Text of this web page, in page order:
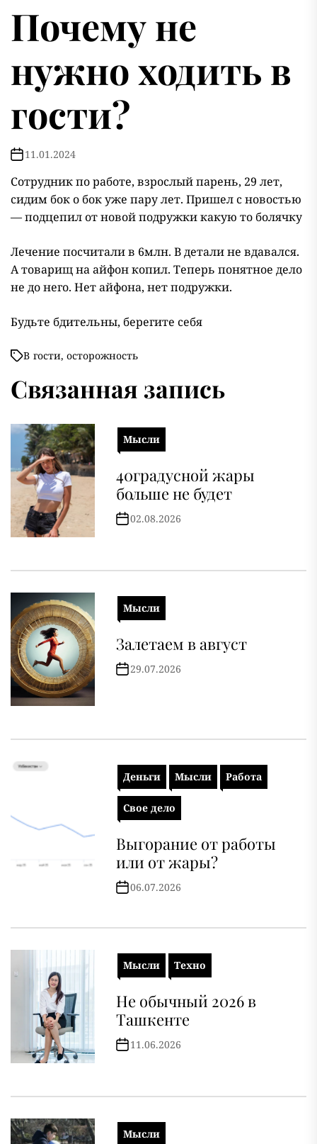
Почему не
нужно ходить в
гости?
11.01.2024
Сотрудник по работе, взрослый парень, 29 лет,
сидим бок о бок уже пару лет. Пришел с новостью
— подцепил от новой подружки какую то болячку
Лечение посчитали в 6млн. В детали не вдавался.
А товарищ на айфон копил. Теперь понятное дело
не до него. Нет айфона, нет подружки.
Будьте бдительны, берегите себя
В гости, осторожность
Связанная запись
Мысли
40градусной жары
больше не будет
02.08.2026
Мысли
Залетаем в август
29.07.2026
Деньги Мысли Работа
Свое дело
Выгорание от работы
или от жары?
06.07.2026
Мысли Техно
Не обычный 2026 в
Ташкенте
11.06.2026
Мысли